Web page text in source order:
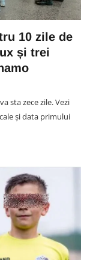
10 zile de
și trei
sta zece zile. Vezi
și data primului